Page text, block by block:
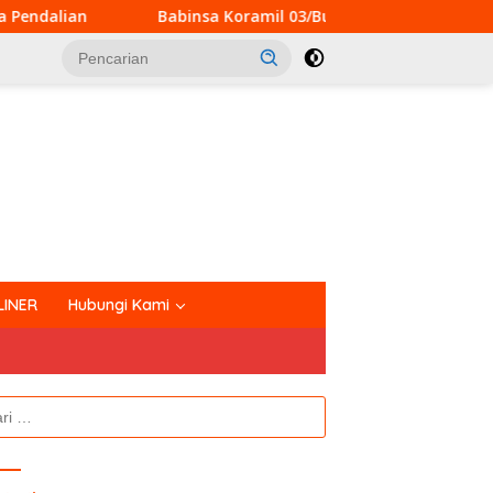
Koramil 03/Bunut Perkuat Koordinasi Pencegahan Karhutla
Hubungi Kami